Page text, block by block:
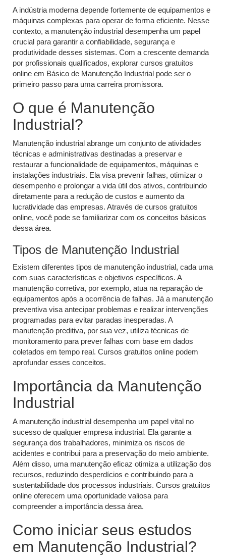
A indústria moderna depende fortemente de equipamentos e
máquinas complexas para operar de forma eficiente. Nesse
contexto, a manutenção industrial desempenha um papel
crucial para garantir a confiabilidade, segurança e
produtividade desses sistemas. Com a crescente demanda
por profissionais qualificados, explorar cursos gratuitos
online em Básico de Manutenção Industrial pode ser o
primeiro passo para uma carreira promissora.
O que é Manutenção
Industrial?
Manutenção industrial abrange um conjunto de atividades
técnicas e administrativas destinadas a preservar e
restaurar a funcionalidade de equipamentos, máquinas e
instalações industriais. Ela visa prevenir falhas, otimizar o
desempenho e prolongar a vida útil dos ativos, contribuindo
diretamente para a redução de custos e aumento da
lucratividade das empresas. Através de cursos gratuitos
online, você pode se familiarizar com os conceitos básicos
dessa área.
Tipos de Manutenção Industrial
Existem diferentes tipos de manutenção industrial, cada uma
com suas características e objetivos específicos. A
manutenção corretiva, por exemplo, atua na reparação de
equipamentos após a ocorrência de falhas. Já a manutenção
preventiva visa antecipar problemas e realizar intervenções
programadas para evitar paradas inesperadas. A
manutenção preditiva, por sua vez, utiliza técnicas de
monitoramento para prever falhas com base em dados
coletados em tempo real. Cursos gratuitos online podem
aprofundar esses conceitos.
Importância da Manutenção
Industrial
A manutenção industrial desempenha um papel vital no
sucesso de qualquer empresa industrial. Ela garante a
segurança dos trabalhadores, minimiza os riscos de
acidentes e contribui para a preservação do meio ambiente.
Além disso, uma manutenção eficaz otimiza a utilização dos
recursos, reduzindo desperdícios e contribuindo para a
sustentabilidade dos processos industriais. Cursos gratuitos
online oferecem uma oportunidade valiosa para
compreender a importância dessa área.
Como iniciar seus estudos
em Manutenção Industrial?